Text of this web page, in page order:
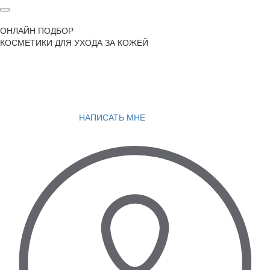
ОНЛАЙН ПОДБОР
КОСМЕТИКИ ДЛЯ УХОДА ЗА КОЖЕЙ
НАПИСАТЬ МНЕ